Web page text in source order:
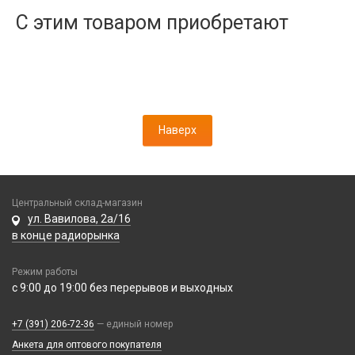
С этим товаром приобретают
Камеры
Проклейки
Шлейфы
АЗУ
АЗУ + FM-модулятор
АЗУ + кабель
Кабели
3 в 1
4 в 1
Компьютерная периферия
Аксессуары для ПК
Наверх
Центральный склад-магазин
ул. Вавилова, 2а/16
в конце радиорынка
Режим работы
с 9:00 до 19:00 без перерывов и выходных
+7 (391) 206-72-36 — единый номер
Анкета для оптового покупателя